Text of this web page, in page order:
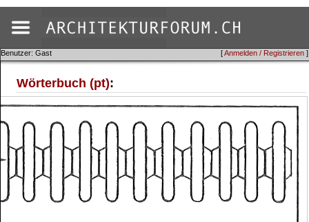
[Anmelden / Registrieren ]
Benutzer: Gast
Wörterbuch (pt):